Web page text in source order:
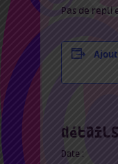
Pas de repli
détails
Date :